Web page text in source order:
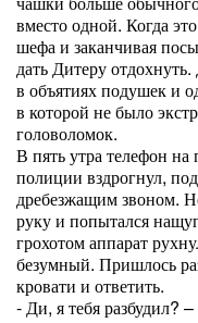
вместо одной. Когда
шефа и заканчивая
дать Дитеру
в объятиях подушек и
в которой не было
головоломок.
В пять утра телефон
полиции вздрогнул,
дребезжащим звоном.
руку и попытался
грохотом аппарат
безумный. Пришлось
кровати и ответить.
- Ди, я тебя разбудил?